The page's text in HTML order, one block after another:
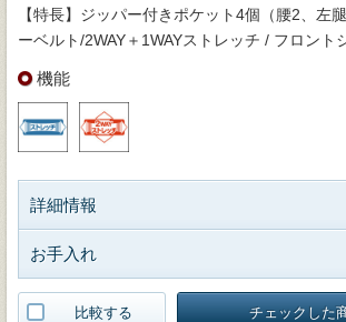
【特長】ジッパー付きポケット4個（腰2、左
ーベルト/2WAY＋1WAYストレッチ / フロント
機能
詳細情報
お手入れ
比較する チェックした